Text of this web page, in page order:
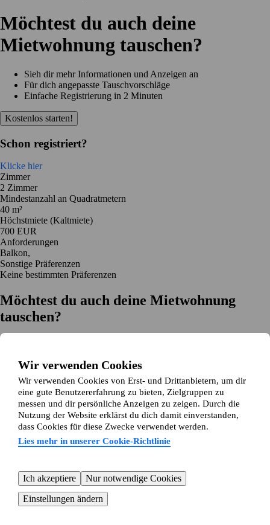
Wir verwenden Cookies
Wir verwenden Cookies von Erst- und Drittanbietern, um dir
eine gute Benutzererfahrung zu bieten, Zielgruppen zu
messen und dir persönliche Anzeigen zu zeigen. Durch die
Nutzung der Website erklärst du dich damit einverstanden,
dass Cookies für diese Zwecke verwendet werden.
Lies mehr in unserer Cookie-Richtlinie
Ich akzeptiere
Nur notwendige Cookies
Einstellungen ändern
Möchtest du auch deine
Mietwohnung tauschen?
Sieh dir mehr Informationen und Anzeigen an
Für dich angepasste Tauschvorschläge
Einfache Registrierung in 2 Minuten
Kostenlos starten!
Schon registriert?
Klicke hier
Zimmer
2 Zimmer
Mindestanzahl an Quadratmetern
40 m²
Höchstmiete (Kaltmiete)
700 EUR
Anforderungen
Balkon,
Sonstige Präferenzen
Keine bestimmten Präferenzen
Möchtest du auch deine Mietwohnung
tauschen?
Einfache Registrierung in 2 Minuten
Jetzt gratis loslegen
Loslegen
Jetzt gratis loslegen Anzeigen suchenAnmelden
Mehr lesen
Neuigkeiten und Tipps
Über Wohnungsswap.de
Kundenservice
Hilfe
E-Mail-Adresse:info@wohnungsswap.de